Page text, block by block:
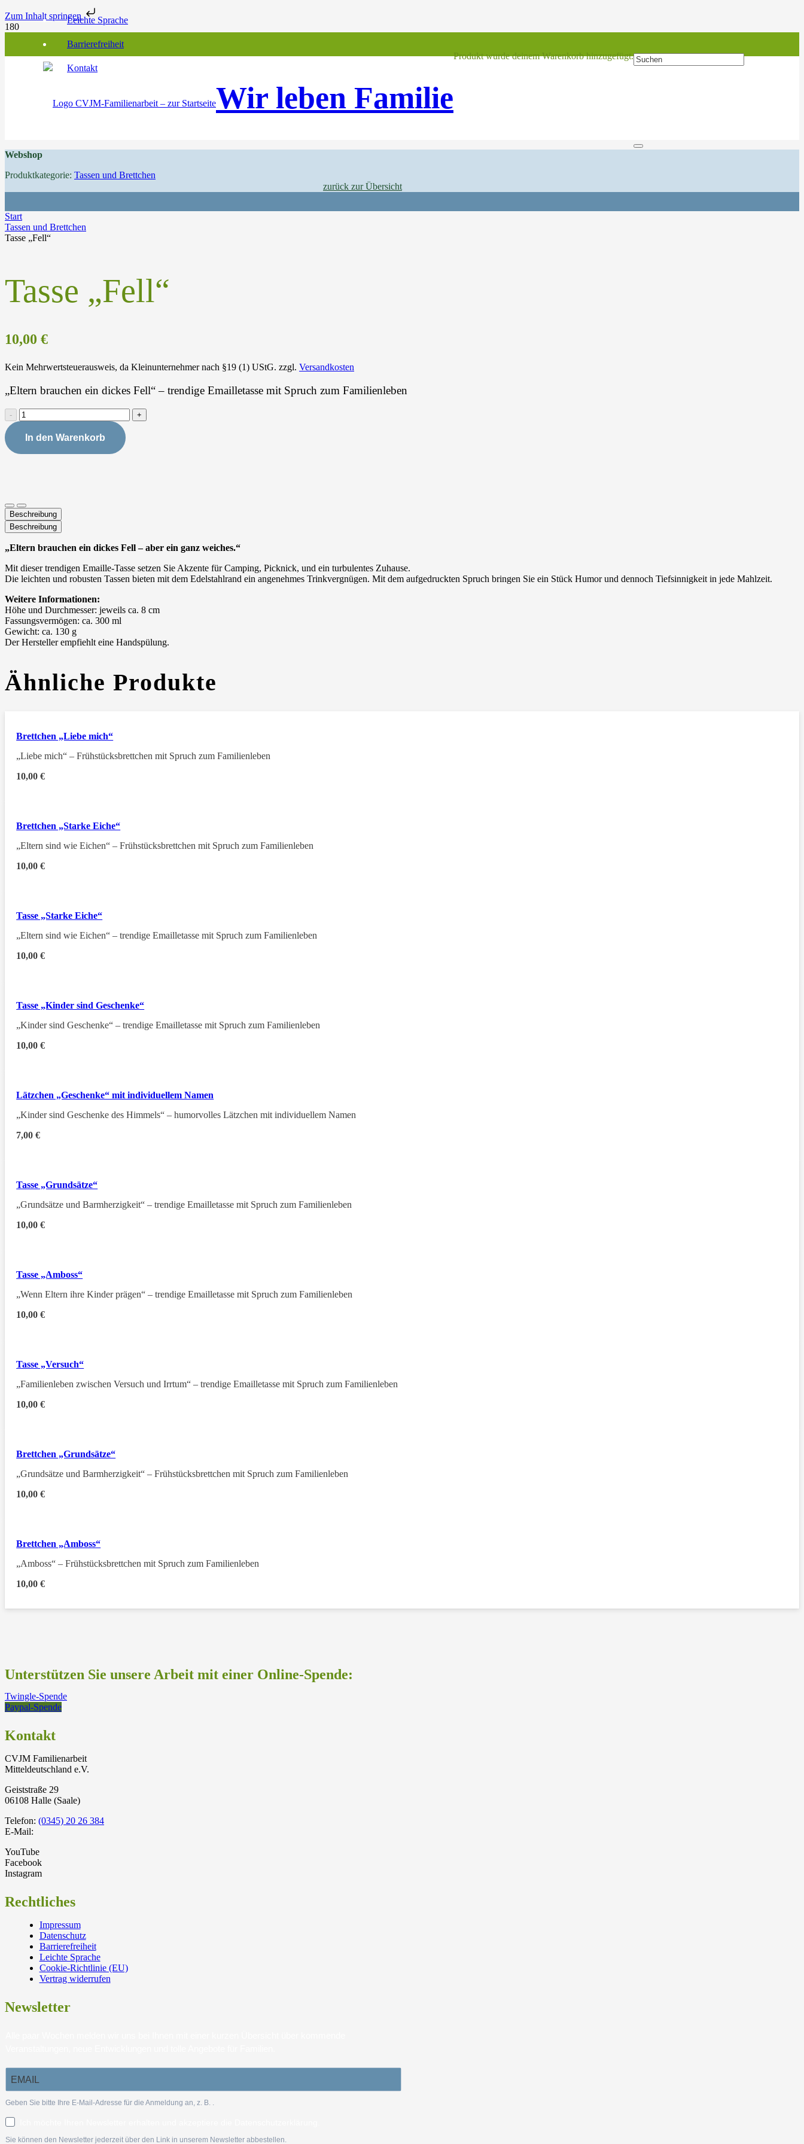
Zum Inhalt springenLeichte Sprache
Barrierefreiheit
Kontakt
Wir leben Familie
Produktwurde deinem Warenkorb hinzugefügt.
Webshop
Produktkategorie: Tassen und Brettchen
zurück zur Übersicht
Start
Tassen und Brettchen
Tasse „Fell“
Tasse „Fell“
10,00 €
Kein Mehrwertsteuerausweis, da Kleinunternehmer nach §19 (1) UStG. zzgl. Versandkosten
„Eltern brauchen ein dickes Fell“ – trendige Emailletasse mit Spruch zum Familienleben
Tasse
"Fell"
Menge
In den Warenkorb
Beschreibung
Beschreibung
„Eltern brauchen ein dickes Fell – aber ein ganz weiches.“
Mit dieser trendigen Emaille-Tasse setzen Sie Akzente für Camping, Picknick, und ein turbulentes Zuhause.
Die leichten und robusten Tassen bieten mit dem Edelstahlrand ein angenehmes Trinkvergnügen. Mit dem aufgedruckten Spruch bringen Sie ein Stück Humor und dennoch Tiefsinnigkeit in jede Mahlzeit.
Weitere Informationen:
Höhe und Durchmesser: jeweils ca. 8 cm
Fassungsvermögen: ca. 300 ml
Gewicht: ca. 130 g
Der Hersteller empfiehlt eine Handspülung.
Ähnliche Produkte
Brettchen „Liebe mich“
„Liebe mich“ – Frühstücksbrettchen mit Spruch zum Familienleben
10,00€
Brettchen „Starke Eiche“
„Eltern sind wie Eichen“ – Frühstücksbrettchen mit Spruch zum Familienleben
10,00€
Tasse „Starke Eiche“
„Eltern sind wie Eichen“ – trendige Emailletasse mit Spruch zum Familienleben
10,00€
Tasse „Kinder sind Geschenke“
„Kinder sind Geschenke“ – trendige Emailletasse mit Spruch zum Familienleben
10,00€
Lätzchen „Geschenke“ mit individuellem Namen
„Kinder sind Geschenke des Himmels“ – humorvolles Lätzchen mit individuellem Namen
7,00€
Tasse „Grundsätze“
„Grundsätze und Barmherzigkeit“ – trendige Emailletasse mit Spruch zum Familienleben
10,00€
Tasse „Amboss“
„Wenn Eltern ihre Kinder prägen“ – trendige Emailletasse mit Spruch zum Familienleben
10,00€
Tasse „Versuch“
„Familienleben zwischen Versuch und Irrtum“ – trendige Emailletasse mit Spruch zum Familienleben
10,00€
Brettchen „Grundsätze“
„Grundsätze und Barmherzigkeit“ – Frühstücksbrettchen mit Spruch zum Familienleben
10,00€
Brettchen „Amboss“
„Amboss“ – Frühstücksbrettchen mit Spruch zum Familienleben
10,00€
Unterstützen Sie unsere Arbeit mit einer Online-Spende:
Twingle-Spende
Paypal-Spende
Kontakt
CVJM Familienarbeit
Mitteldeutschland e.V.
Geiststraße 29
06108 Halle (Saale)
Telefon: (0345) 20 26 384
E-Mail:
YouTube
Facebook
Instagram
Rechtliches
Impressum
Datenschutz
Barrierefreiheit
Leichte Sprache
Cookie-Richtlinie (EU)
Vertrag widerrufen
Newsletter
Geben Sie bitte Ihre E-Mail-Adresse für die Anmeldung an, z. B. .
Sie können den Newsletter jederzeit über den Link in unserem Newsletter abbestellen.